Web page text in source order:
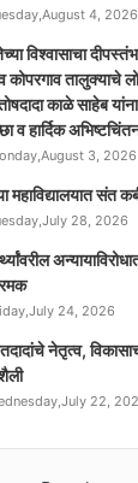
4, 2026
विश्वासाचा
कोपरगाव तालुक्याचे
काळे साहेब यांना
व हार्दिक
3, 2026
महाविद्यालयात संत
28, 2026
24, 2026
नेतृत्व,
22,